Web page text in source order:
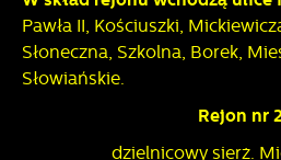
Pawła II, Kościuszki,
Słoneczna, Szkolna, Borek,
Słowiańskie.
Rejon nr
dzielnicowy sierż.